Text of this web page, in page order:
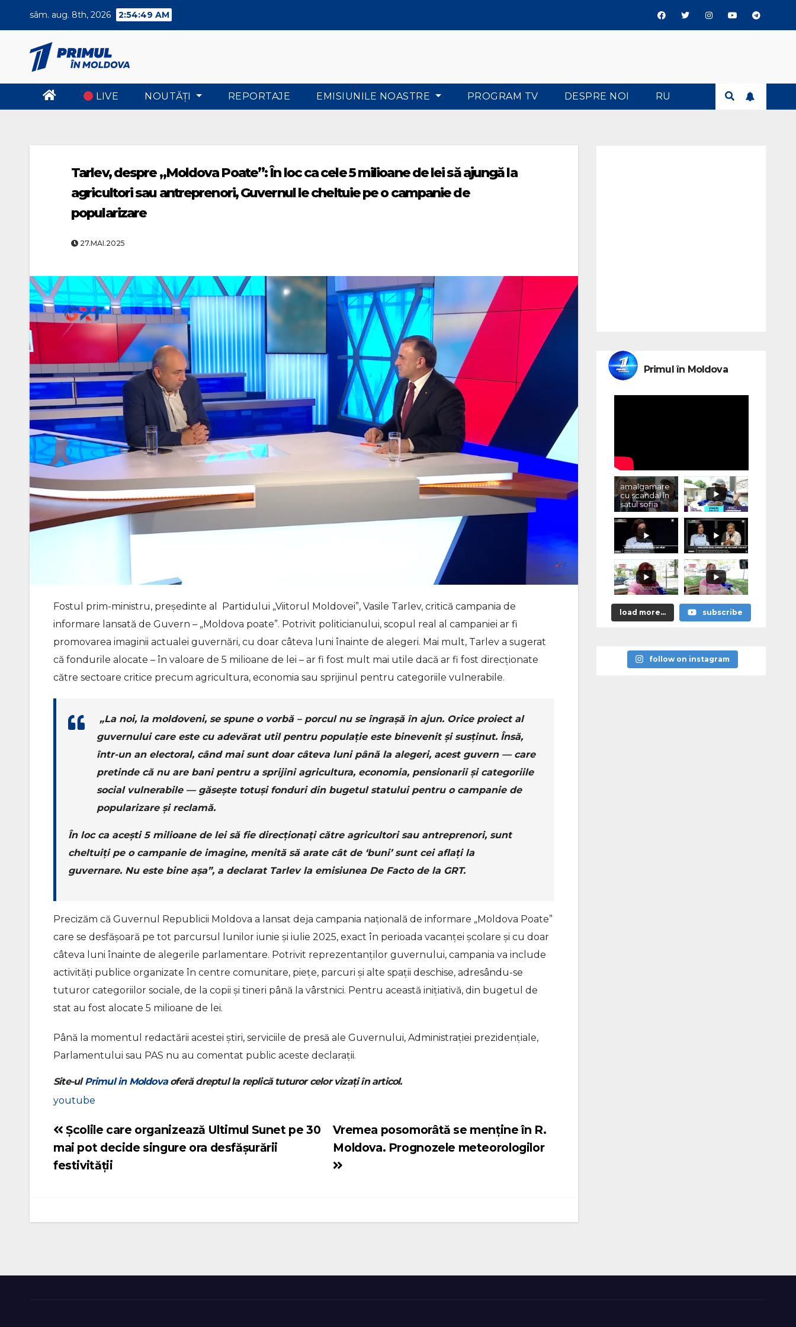
sâm. aug. 8th, 2026 2:54:50 AM
LIVE NOUTĂŢI REPORTAJE EMISIUNILE NOASTRE PROGRAM TV DESPRE NOI RU
Tarlev, despre „Moldova Poate”: În loc ca cele 5 milioane de lei să ajungă la
agricultori sau antreprenori, Guvernul le cheltuie pe o campanie de
popularizare
27.MAI.2025
Fostul prim-ministru, președinte al Partidului „Viitorul Moldovei”, Vasile Tarlev, critică campania de
informare lansată de Guvern – „Moldova poate”. Potrivit politicianului, scopul real al campaniei ar fi
promovarea imaginii actualei guvernări, cu doar câteva luni înainte de alegeri. Mai mult, Tarlev a sugerat
că fondurile alocate – în valoare de 5 milioane de lei – ar fi fost mult mai utile dacă ar fi fost direcționate
către sectoare critice precum agricultura, economia sau sprijinul pentru categoriile vulnerabile.
„La noi, la moldoveni, se spune o vorbă – porcul nu se îngrașă în ajun. Orice proiect al
guvernului care este cu adevărat util pentru populație este binevenit și susținut. Însă,
într-un an electoral, când mai sunt doar câteva luni până la alegeri, acest guvern — care
pretinde că nu are bani pentru a sprijini agricultura, economia, pensionarii și categoriile
social vulnerabile — găsește totuși fonduri din bugetul statului pentru o campanie de
popularizare și reclamă.
În loc ca acești 5 milioane de lei să fie direcționați către agricultori sau antreprenori, sunt
cheltuiți pe o campanie de imagine, menită să arate cât de ‘buni’ sunt cei aflați la
guvernare. Nu este bine așa”, a declarat Tarlev la emisiunea De Facto de la GRT.
Precizăm că Guvernul Republicii Moldova a lansat deja campania națională de informare „Moldova Poate”
care se desfășoară pe tot parcursul lunilor iunie și iulie 2025, exact în perioada vacanței școlare și cu doar
câteva luni înainte de alegerile parlamentare. Potrivit reprezentanților guvernului, campania va include
activități publice organizate în centre comunitare, piețe, parcuri și alte spații deschise, adresându-se
tuturor categoriilor sociale, de la copii și tineri până la vârstnici. Pentru această inițiativă, din bugetul de
stat au fost alocate 5 milioane de lei.
Până la momentul redactării acestei știri, serviciile de presă ale Guvernului, Administrației prezidențiale,
Parlamentului sau PAS nu au comentat public aceste declarații.
Site-ulPrimul in Moldovaoferă dreptul la replică tuturor celor vizați în articol.
youtube
Navigare
în
Vremea posomorâtă se menține în R.
Moldova. Prognozele meteorologilor
Școlile care organizează Ultimul Sunet pe 30
mai pot decide singure ora desfășurării
festivității
Primul în Moldova
amalgamare
cu scandal în
satul sofia
load more... subscribe
follow on instagram